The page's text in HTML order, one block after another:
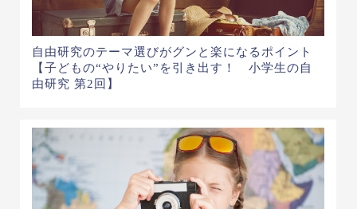
自由研究のテーマ選びがグンと楽になるポイント
【子どもの“やりたい”を引き出す！ 小学生の自
由研究 第2回】